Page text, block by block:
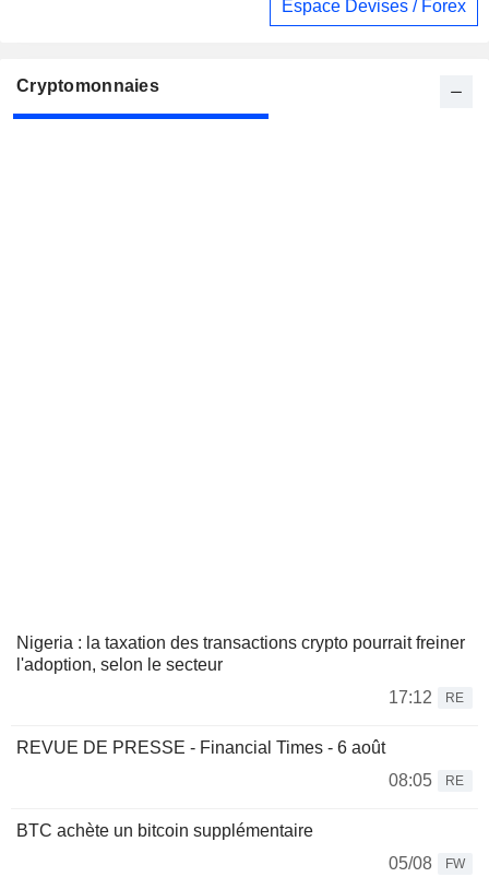
Espace Devises / Forex
Cryptomonnaies
Nigeria : la taxation des transactions crypto pourrait freiner
l'adoption, selon le secteur
17:12
RE
REVUE DE PRESSE - Financial Times - 6 août
08:05
RE
BTC achète un bitcoin supplémentaire
05/08
FW